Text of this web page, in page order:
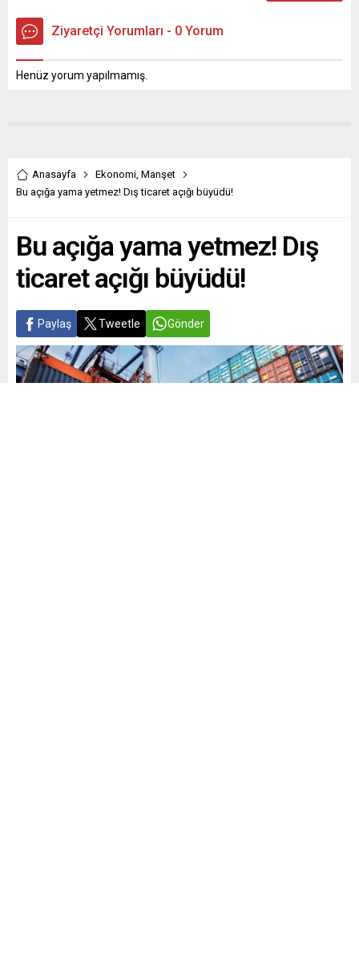
Ziyaretçi Yorumları - 0 Yorum
Henüz yorum yapılmamış.
Anasayfa Ekonomi, Manşet
Bu açığa yama yetmez! Dış ticaret açığı büyüdü!
Bu açığa yama yetmez! Dış
ticaret açığı büyüdü!
Paylaş Tweetle Gönder